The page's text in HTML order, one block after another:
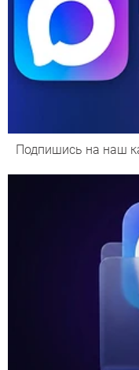
Подпишись на наш